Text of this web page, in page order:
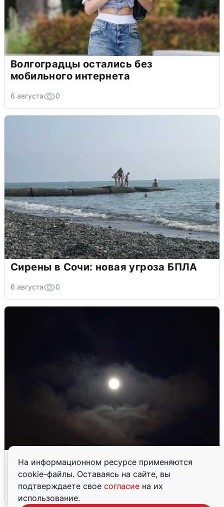
На информационном ресурсе применяются
cookie-файлы. Оставаясь на сайте, вы
подтверждаете свое согласие на их
использование.
Волгоградцы остались без
мобильного интернета
6 августа 0
Сирены в Сочи: новая угроза БПЛА
6 августа 0
В Воронеже прогремели взрывы
после сигнала тревоги
5 августа 0